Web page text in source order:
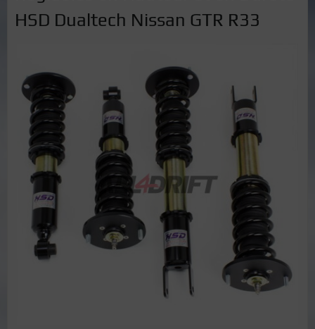
HSD Dualtech Nissan GTR R33